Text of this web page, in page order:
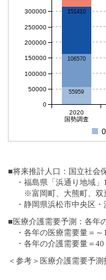
55959
106570
151410
2020
国勢調査
0
50000
100000
150000
200000
250000
300000
■将来推計人口：国立社会
・福島県「浜通り地域」
※富岡町、大熊町、双葉
・静岡県浜松市中央区・
■医療介護需要予測：各年
・各年の医療需要量＝～
・各年の介護需要量＝40
＜参考＞医療介護需要予測